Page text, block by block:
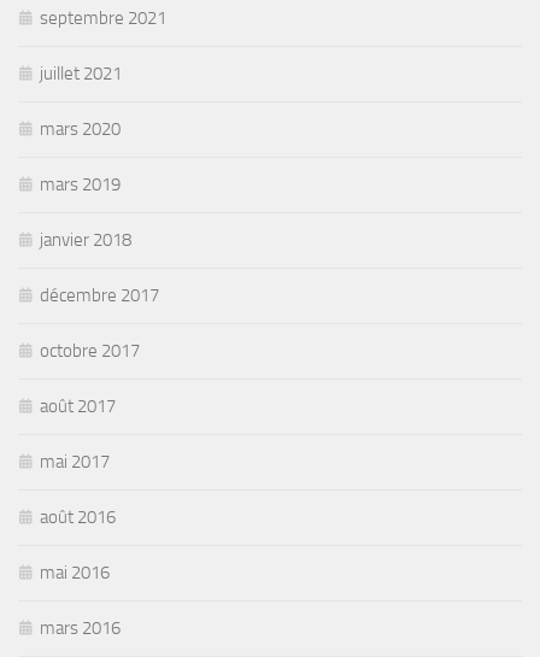
septembre 2021
juillet 2021
mars 2020
mars 2019
janvier 2018
décembre 2017
octobre 2017
août 2017
mai 2017
août 2016
mai 2016
mars 2016